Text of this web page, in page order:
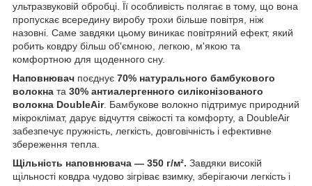
ультразвуковій обробці. Її особливість полягає в тому, що вона
пропускає всередину виробу трохи більше повітря, ніж
назовні. Саме завдяки цьому виникає повітряний ефект, який
робить ковдру більш об'ємною, легкою, м'якою та
комфортною для щоденного сну.
Наповнювач поєднує 70% натурального бамбукового
волокна та 30% антиалергенного силіконізованого
волокна DoubleAir. Бамбукове волокно підтримує природний
мікроклімат, дарує відчуття свіжості та комфорту, а DoubleAir
забезпечує пружність, легкість, довговічність і ефективне
збереження тепла.
Щільність наповнювача — 350 г/м². Завдяки високій
щільності ковдра чудово зігріває взимку, зберігаючи легкість і